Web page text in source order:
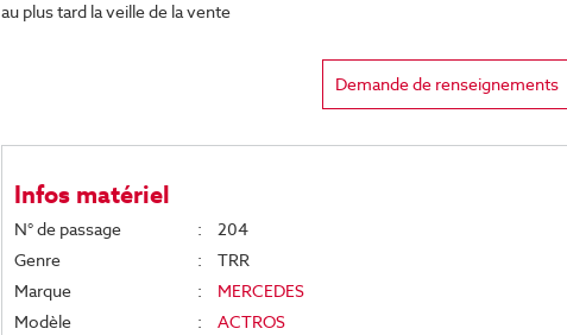
au plus tard la veille de la vente
Demande de renseignements
Infos matériel
N° de passage :
204
Genre
:
TRR
Marque
:
MERCEDES
Modèle
:
ACTROS